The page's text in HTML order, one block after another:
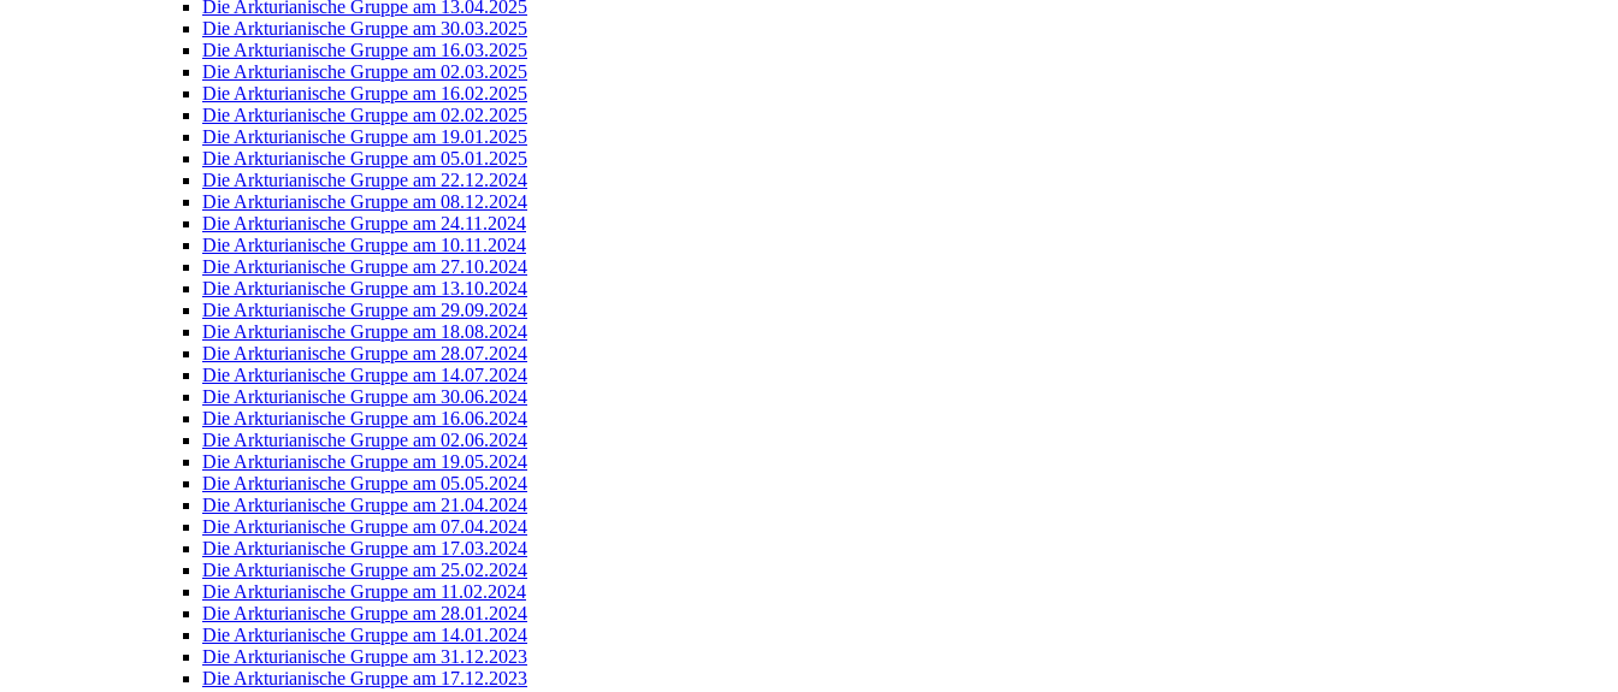
Die Arkturianische Gruppe am 13.04.2025
Die Arkturianische Gruppe am 30.03.2025
Die Arkturianische Gruppe am 16.03.2025
Die Arkturianische Gruppe am 02.03.2025
Die Arkturianische Gruppe am 16.02.2025
Die Arkturianische Gruppe am 02.02.2025
Die Arkturianische Gruppe am 19.01.2025
Die Arkturianische Gruppe am 05.01.2025
Die Arkturianische Gruppe am 22.12.2024
Die Arkturianische Gruppe am 08.12.2024
Die Arkturianische Gruppe am 24.11.2024
Die Arkturianische Gruppe am 10.11.2024
Die Arkturianische Gruppe am 27.10.2024
Die Arkturianische Gruppe am 13.10.2024
Die Arkturianische Gruppe am 29.09.2024
Die Arkturianische Gruppe am 18.08.2024
Die Arkturianische Gruppe am 28.07.2024
Die Arkturianische Gruppe am 14.07.2024
Die Arkturianische Gruppe am 30.06.2024
Die Arkturianische Gruppe am 16.06.2024
Die Arkturianische Gruppe am 02.06.2024
Die Arkturianische Gruppe am 19.05.2024
Die Arkturianische Gruppe am 05.05.2024
Die Arkturianische Gruppe am 21.04.2024
Die Arkturianische Gruppe am 07.04.2024
Die Arkturianische Gruppe am 17.03.2024
Die Arkturianische Gruppe am 25.02.2024
Die Arkturianische Gruppe am 11.02.2024
Die Arkturianische Gruppe am 28.01.2024
Die Arkturianische Gruppe am 14.01.2024
Die Arkturianische Gruppe am 31.12.2023
Die Arkturianische Gruppe am 17.12.2023